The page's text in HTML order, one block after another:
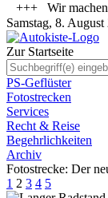
+++ Wir
Samstag, 8. August
Zur Startseite
PS-Geflüster
Fotostrecken
Services
Recht & Reise
Begehrlichkeiten
Archiv
Fotostrecke: Der
1 2 3 4 5